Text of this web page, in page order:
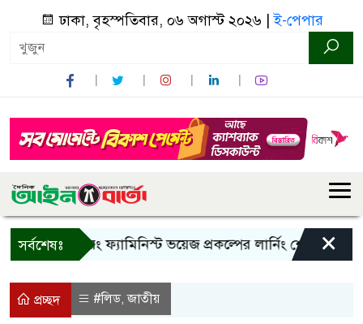
ঢাকা, বৃহস্পতিবার, ০৬ অগাস্ট ২০২৬ |ই-পেপার
সর্বশেষঃইয়ং ফ্যামিনিস্ট ভয়েজ প্রকল্পের লার্নিং শেয়ারিং×
প্রচ্ছদ #লিড,জাতীয়